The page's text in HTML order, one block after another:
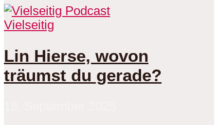
Vielseitig
Lin Hierse, wovon
träumst du gerade?